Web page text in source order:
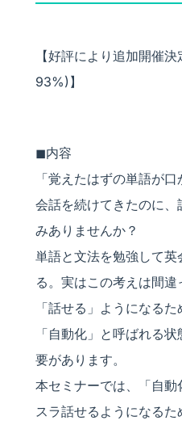
【好評により追加開催
93%)】
◼︎内容
「覚えたはずの単語が
会話を続けてきたのに
みありませんか？
単語と文法を勉強して
る。実はこの考えは間違
「話せる」ようになる
「自動化」と呼ばれる
要があります。
本セミナーでは、「自
スラ話せるようになる